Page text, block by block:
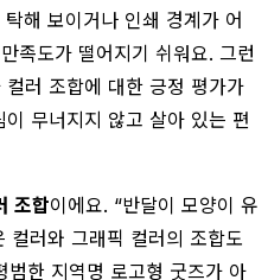
해 보이거나 인쇄 경계가 어
족도가 떨어지기 쉬워요. 그런
러 조합에 대한 긍정 평가가
무너지지 않고 살아 있는 편
조합이에요. “반달이 모양이 유
컬러와 그래픽 컬러의 조합도
범한 지역명 로고형 굿즈가 아